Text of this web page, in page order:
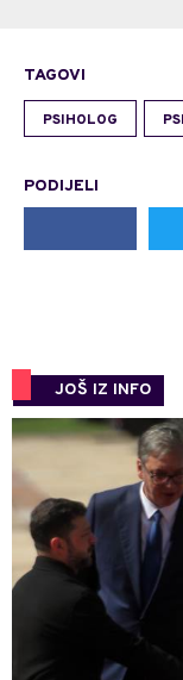
TAGOVI
PSIHOLOG
PODIJELI
JOŠ IZ INFO